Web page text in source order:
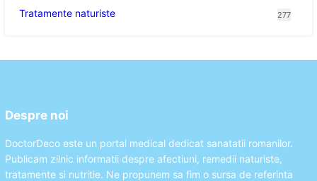
Tratamente naturiste 277
Despre noi
DoctorDeco este un portal medical dedicat sanatatii romanilor.
Publicam zilnic informatii despre afectiuni, remedii naturiste,
tratamente si nutritie. Ne propunem sa fim o sursa de referinta